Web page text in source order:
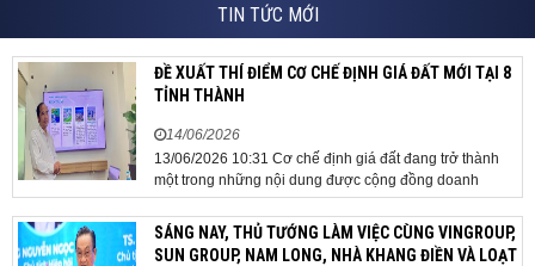
TIN TỨC MỚI
ĐỀ XUẤT THÍ ĐIỂM CƠ CHẾ ĐỊNH GIÁ ĐẤT MỚI TẠI 8
TỈNH THÀNH
14/06/2026
13/06/2026 10:31 Cơ chế định giá đất đang trở thành
một trong những nội dung được cộng đồng doanh
nghiệp, các chuyên gia và cơ quan quản lý đặc biệt
quan tâm khi tác động trực tiếp đến quá trình triển khai
dự án, thu hút đầu tư và sự phát triển ổn định của...
SÁNG NAY, THỦ TƯỚNG LÀM VIỆC CÙNG VINGROUP,
SUN GROUP, NAM LONG, NHÀ KHANG ĐIỀN VÀ LOẠT